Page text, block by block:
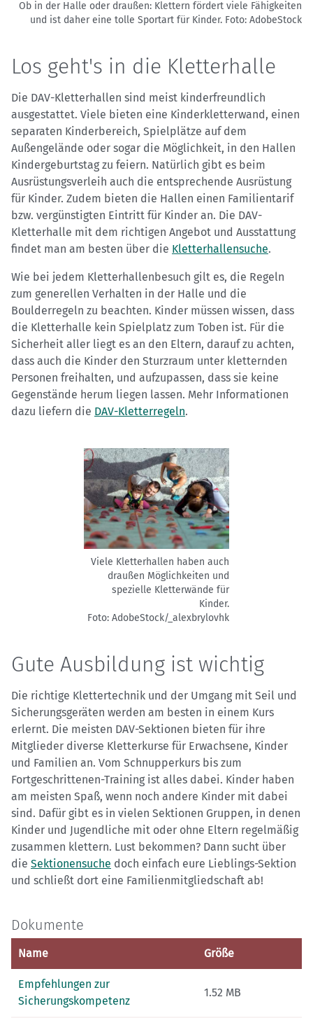
Ob in der Halle oder draußen: Klettern fördert viele Fähigkeiten
und ist daher eine tolle Sportart für Kinder. Foto: AdobeStock
Los geht's in die Kletterhalle
Die DAV-Kletterhallen sind meist kinderfreundlich
ausgestattet. Viele bieten eine Kinderkletterwand, einen
separaten Kinderbereich, Spielplätze auf dem
Außengelände oder sogar die Möglichkeit, in den Hallen
Kindergeburtstag zu feiern. Natürlich gibt es beim
Ausrüstungsverleih auch die entsprechende Ausrüstung
für Kinder. Zudem bieten die Hallen einen Familientarif
bzw. vergünstigten Eintritt für Kinder an. Die DAV-
Kletterhalle mit dem richtigen Angebot und Ausstattung
findet man am besten über die Kletterhallensuche.
Wie bei jedem Kletterhallenbesuch gilt es, die Regeln
zum generellen Verhalten in der Halle und die
Boulderregeln zu beachten. Kinder müssen wissen, dass
die Kletterhalle kein Spielplatz zum Toben ist. Für die
Sicherheit aller liegt es an den Eltern, darauf zu achten,
dass auch die Kinder den Sturzraum unter kletternden
Personen freihalten, und aufzupassen, dass sie keine
Gegenstände herum liegen lassen. Mehr Informationen
dazu liefern die DAV-Kletterregeln.
Viele Kletterhallen haben auch
draußen Möglichkeiten und
spezielle Kletterwände für
Kinder.
Foto: AdobeStock/_alexbrylovhk
Gute Ausbildung ist wichtig
Die richtige Klettertechnik und der Umgang mit Seil und
Sicherungsgeräten werden am besten in einem Kurs
erlernt. Die meisten DAV-Sektionen bieten für ihre
Mitglieder diverse Kletterkurse für Erwachsene, Kinder
und Familien an. Vom Schnupperkurs bis zum
Fortgeschrittenen-Training ist alles dabei. Kinder haben
am meisten Spaß, wenn noch andere Kinder mit dabei
sind. Dafür gibt es in vielen Sektionen Gruppen, in denen
Kinder und Jugendliche mit oder ohne Eltern regelmäßig
zusammen klettern. Lust bekommen? Dann sucht über
die Sektionensuche doch einfach eure Lieblings-Sektion
und schließt dort eine Familienmitgliedschaft ab!
Dokumente
Name Größe
Empfehlungen zur
Sicherungskompetenz
1.52 MB